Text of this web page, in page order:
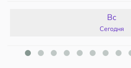
Вс
Сегодня